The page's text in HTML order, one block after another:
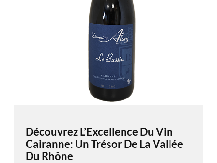
Découvrez L’Excellence Du Vin
Cairanne: Un Trésor De La Vallée
Du Rhône